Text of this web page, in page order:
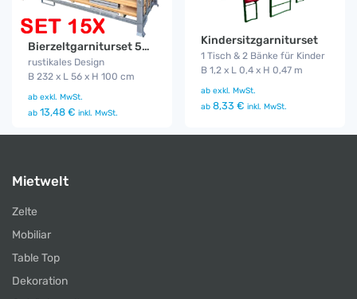
Bierzeltgarniturset 50 cm Gala 15er Set
rustikales Design
B 232 x L 56 x H 100 cm
ab exkl. MwSt.
ab 13,48 € inkl. MwSt.
Kindersitzgarniturset
1 Tisch & 2 Bänke für Kinder
B 1,2 x L 0,4 x H 0,47 m
ab exkl. MwSt.
ab 8,33 € inkl. MwSt.
Mietwelt
Zelte
Mobiliar
Table Top
Dekoration